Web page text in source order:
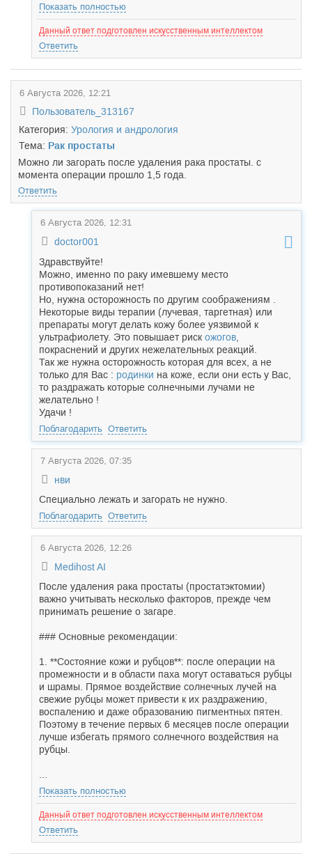
Показать полностью
Данный ответ подготовлен искусственным интеллектом
Ответить
6 Августа 2026, 12:21
Пользователь_313167
Категория: Урология и андрология
Тема: Рак простаты
Можно ли загорать после удаления рака простаты. с
момента операции прошло 1,5 года.
Ответить
6 Августа 2026, 12:31
doctor001
Здравствуйте!
Можно, именно по раку имевшему место
противопоказаний нет!
Но, нужна осторожность по другим соображениям .
Некоторые виды терапии (лучевая, таргетная) или
препараты могут делать кожу более уязвимой к
ультрафиолету. Это повышает риск ожогов
покраснений и других нежелательных реакций.
Так же нужна осторожность которая для всех, а не
только для Вас : родинки на коже, если они есть у Вас,
то раздражать которые солнечными лучами не
желательно !
Удачи !
Поблагодарить Ответить
7 Августа 2026, 07:35
нви
Специально лежать и загорать не нужно.
Поблагодарить Ответить
6 Августа 2026, 12:26
Medihost AI
После удаления рака простаты (простатэктомии)
важно учитывать несколько факторов, прежде чем
принимать решение о загаре.
### Основные рекомендации:
1. **Состояние кожи и рубцов**: после операции на
промежности и в области паха могут оставаться рубцы
и шрамы. Прямое воздействие солнечных лучей на
свежие рубцы может привести к их раздражению,
воспалению и даже образованию пигментных пятен.
Поэтому в течение первых 6 месяцев после операции
лучше избегать прямого солнечного воздействия на
рубцы.
Показать полностью
Данный ответ подготовлен искусственным интеллектом
Ответить